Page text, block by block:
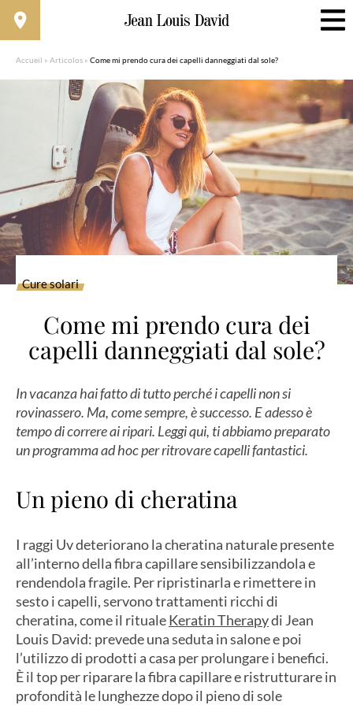
Accueil » Articolos » Come mi prendo cura dei capelli danneggiati dal sole?
Cure solari
Come mi prendo cura dei
capelli danneggiati dal sole?
In vacanza hai fatto di tutto perché i capelli non si
rovinassero. Ma, come sempre, è successo. E adesso è
tempo di correre ai ripari. Leggi qui, ti abbiamo preparato
un programma ad hoc per ritrovare capelli fantastici.
Un pieno di cheratina
I raggi Uv deteriorano la cheratina naturale presente
all’interno della fibra capillare sensibilizzandola e
rendendola fragile. Per ripristinarla e rimettere in
sesto i capelli, servono trattamenti ricchi di
cheratina, come il ritualeKeratin Therapydi Jean
Louis David: prevede una seduta in salone e poi
l’utilizzo di prodotti a casa per prolungare i benefici.
È il top per riparare la fibra capillare e ristrutturare in
profondità le lunghezze dopo il pieno di sole